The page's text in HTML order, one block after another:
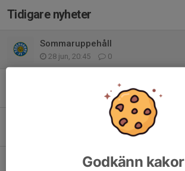
Tidigare nyheter
Sommaruppehåll
28 jun, 20:45 0
0
INSTÄLLD TRÄNING
INSTÄLLD TRÄNING TORSDAG
Godkänn kakor